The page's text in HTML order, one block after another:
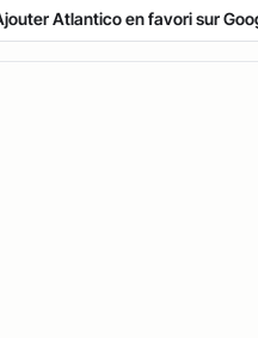
Atlantico en favori sur